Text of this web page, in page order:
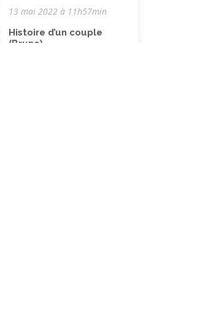
13 mai 2022 à 11h57min
Histoire d’un couple
(Bruno)